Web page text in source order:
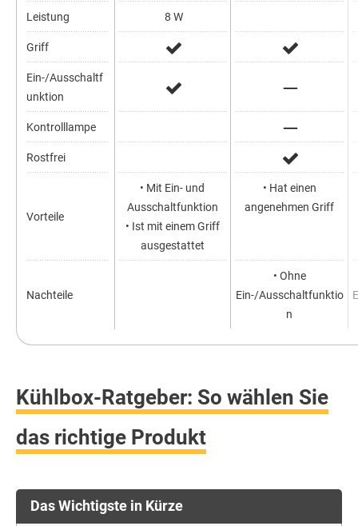
Leistung
Griff
Ein-/Ausschaltf
unktion
Kontrolllampe
Rostfrei
Vorteile
Nachteile
8 W
• Mit Ein- und
Ausschaltfunktion
• Ist mit einem Griff
ausgestattet
• Hat einen
angenehmen Griff
• Ohne
Ein-/Ausschaltfunktio
n
Kühlbox-Ratgeber: So wählen Sie
das richtige Produkt
Das Wichtigste in Kürze